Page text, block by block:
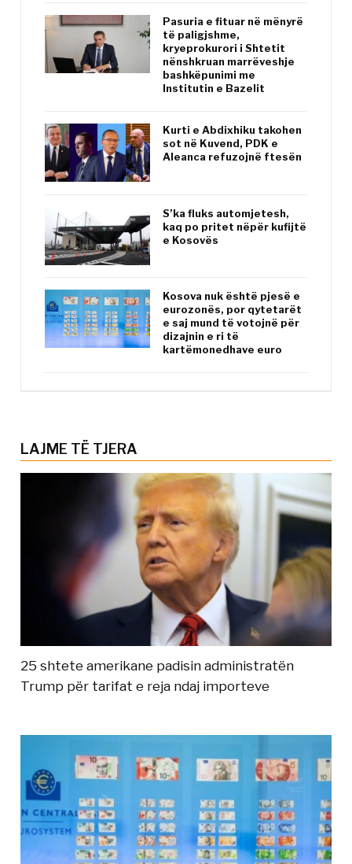
Pasuria e fituar në mënyrë
të paligjshme,
kryeprokurori i Shtetit
nënshkruan marrëveshje
bashkëpunimi me
Institutin e Bazelit
Kurti e Abdixhiku takohen
sot në Kuvend, PDK e
Aleanca refuzojnë ftesën
S’ka fluks automjetesh,
kaq po pritet nëpër kufijtë
e Kosovës
Kosova nuk është pjesë e
eurozonës, por qytetarët
e saj mund të votojnë për
dizajnin e ri të
kartëmonedhave euro
LAJME TË TJERA
25 shtete amerikane padisin administratën
Trump për tarifat e reja ndaj importeve